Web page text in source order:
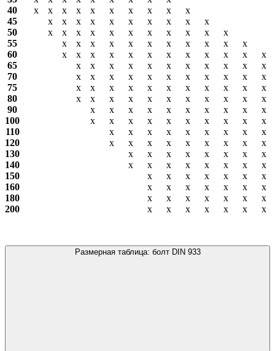
40
х х х х х х х х х
х
45
х х х х х х х х х
х
50
х х х х х х х х х х
х
55
х х х х х х х х х х
х
60
х х х х х х х х х х х
х
65
х х х х х х х х х х
х
70
х х х х х х х х х х
х
75
х х х х х х х х х х
х
80
х х х х х х х х х х
х
90
х х х х х х х х х
х
100
х х х х х х х х х
х
110
х х х х х х х х
х
120
х х х х х х х х
х
130
х х х х х х х
х
140
х х х х х х х
х
150
х х х х х х
х
160
х х х х х х
х
180
х х х х х х
х
200
х х х х х х х
Размерная таблица: болт DIN 933